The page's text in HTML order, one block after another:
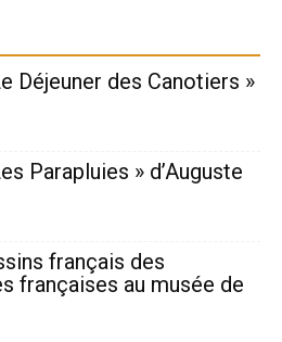
Déjeuner des Canotiers »
Parapluies » d’Auguste
français des
françaises au musée de